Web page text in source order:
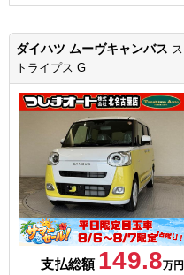
ダイハツ ムーヴキャンバス ス
トライプス G
支払総額 149.8万円